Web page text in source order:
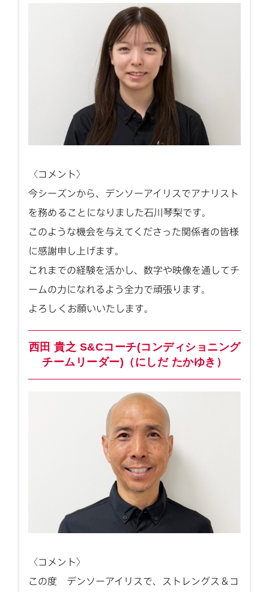
〈コメント〉
今シーズンから、デンソーアイリスでアナリスト
を務めることになりました石川琴梨です。
このような機会を与えてくださった関係者の皆様
に感謝申し上げます。
これまでの経験を活かし、数字や映像を通してチ
ームの力になれるよう全力で頑張ります。
よろしくお願いいたします。
西田 貴之 S&Cコーチ(コンディショニング
チームリーダー)（にしだ たかゆき）
〈コメント〉
この度 デンソーアイリスで、ストレングス＆コ